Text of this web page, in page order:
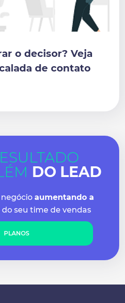
o decisor? Veja
de contato
DO LEAD
aumentando a
do seu time de vendas
PLANOS